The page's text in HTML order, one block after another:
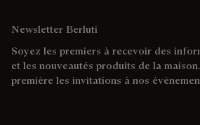
Newsletter Berluti
Soyez les premiers à recevoir des
et les nouveautés produits de la
première les invitations à nos